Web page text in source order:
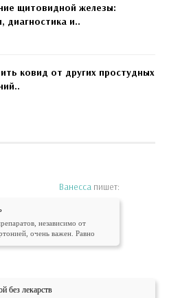
щитовидной железы:
диагностика и..
ковид от других простудных
Ванесса пишет:
независимо от
очень важен. Равно
без лекарств